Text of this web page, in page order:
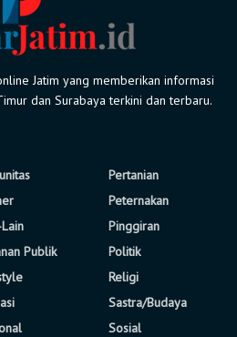
Jatim yang memberikan informasi
dan Surabaya terkini dan terbaru.
Publik
Pertanian
Peternakan
Pinggiran
Politik
Religi
Sastra/Budaya
Sosial